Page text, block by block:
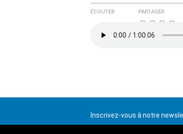
ÉCOUTER PARTAGER
Inscrivez-vous à notre